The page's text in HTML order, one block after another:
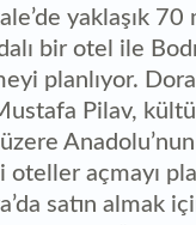
yaklaşık 70
bir otel ile
planlıyor.
Pilav,
açmayı
satın almak